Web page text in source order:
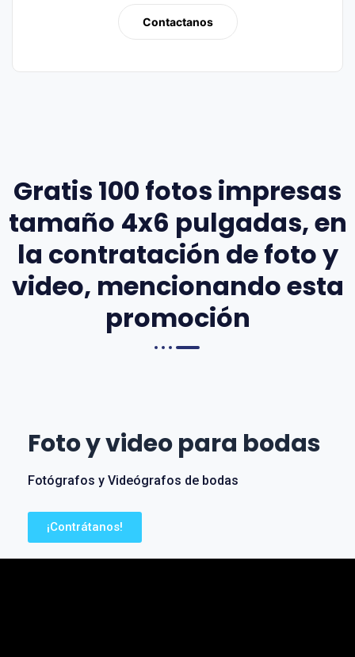
Contactanos
Gratis 100 fotos impresas
tamaño 4x6 pulgadas, en
la contratación de foto y
video, mencionando esta
promoción
Foto y video para bodas
Fotógrafos y Videógrafos de bodas
¡Contrátanos!